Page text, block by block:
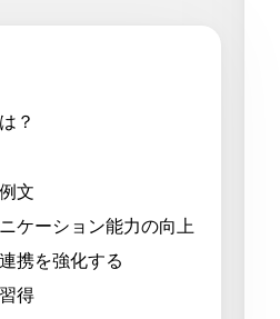
？
文
ケーション能力の向上
携を強化する
得